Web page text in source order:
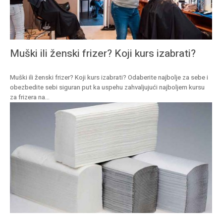
Muški ili ženski frizer? Koji kurs izabrati?
Muški ili ženski frizer? Koji kurs izabrati? Odaberite najbolje za sebe i
obezbedite sebi siguran put ka uspehu zahvaljujući najboljem kursu
za frizera na...